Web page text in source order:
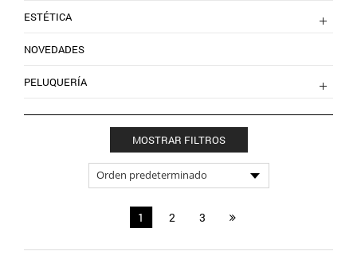
MOSTRAR FILTROS
1 2 3
ESTÉTICA
NOVEDADES
PELUQUERÍA